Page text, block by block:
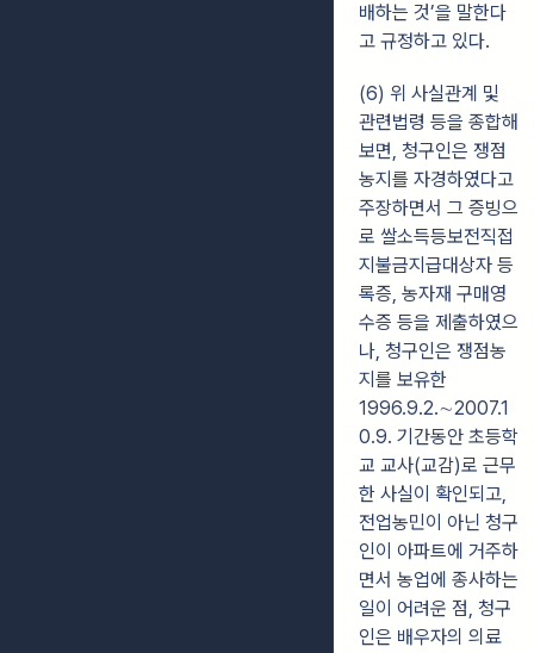
배하는 것’을 말한다
고 규정하고 있다.
(6) 위 사실관계 및
관련법령 등을 종합해
보면, 청구인은 쟁점
농지를 자경하였다고
주장하면서 그 증빙으
로 쌀소득등보전직접
지불금지급대상자 등
록증, 농자재 구매영
수증 등을 제출하였으
나, 청구인은 쟁점농
지를 보유한
1996.9.2.∼2007.1
0.9. 기간동안 초등학
교 교사(교감)로 근무
한 사실이 확인되고,
전업농민이 아닌 청구
인이 아파트에 거주하
면서 농업에 종사하는
일이 어려운 점, 청구
인은 배우자의 의료